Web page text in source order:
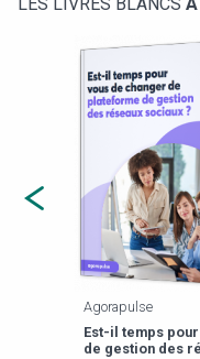
Agorapulse
Est-il temps
de gestion des